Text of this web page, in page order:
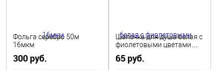
Фольга серебро 50м
16мкм
300 руб.
Шапочка для душа белая с
фиолетовыми цветами
65 руб.